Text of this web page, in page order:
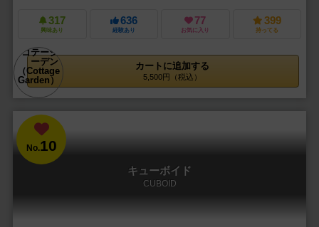
317
興味あり
636
経験あり
77
お気に入り
399
持ってる
カートに追加する
5,500円（税込）
No.10
キューボイド
CUBOID